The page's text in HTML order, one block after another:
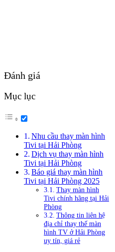
Đánh giá
Mục lục
Nhu cầu thay màn hình
Tivi tại Hải Phòng
Dịch vụ thay màn hình
Tivi tại Hải Phòng
Báo giá thay màn hình
Tivi tại Hải Phòng 2025
Thay màn hình
Tivi chính hãng tại Hải
Phòng
Thông tin liên hệ
địa chỉ thay thế màn
hình TV ở Hải Phòng
uy tín, giá rẻ